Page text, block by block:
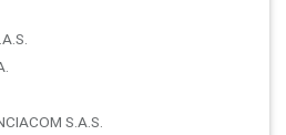
S.A.S.